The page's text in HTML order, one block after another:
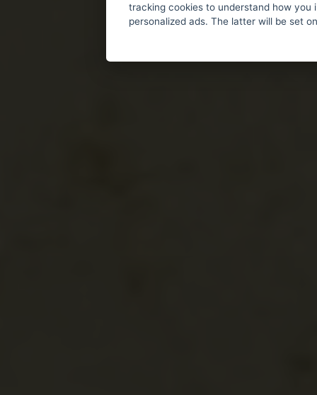
tracking cookies to understand how
personalized ads. The latter will be set